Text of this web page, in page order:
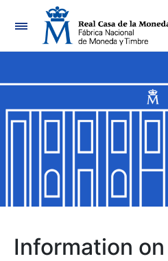
Navigation
Show/Hide
Show/Hide
Show/Hide
Information